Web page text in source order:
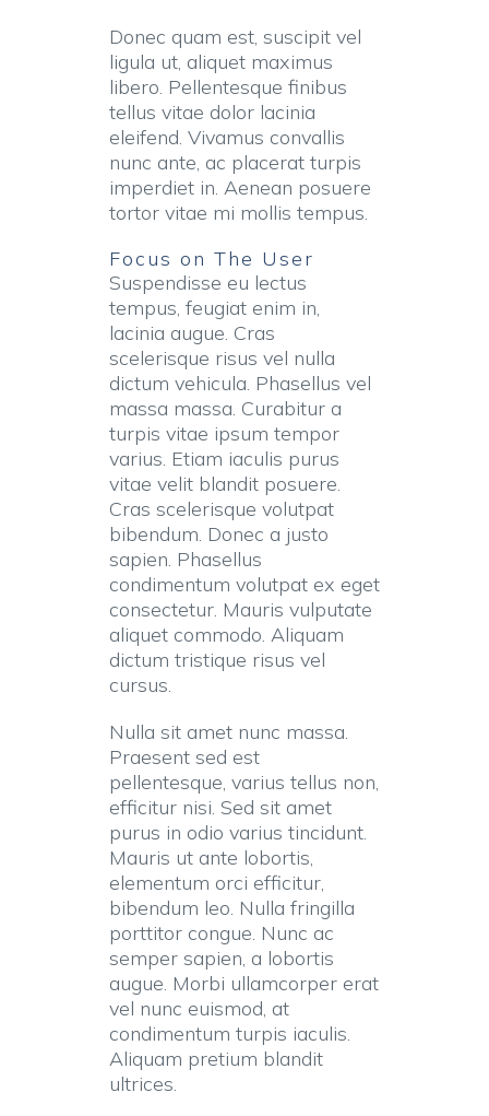
Donec quam est, suscipit vel
ligula ut, aliquet maximus
libero. Pellentesque finibus
tellus vitae dolor lacinia
eleifend. Vivamus convallis
nunc ante, ac placerat turpis
imperdiet in. Aenean posuere
tortor vitae mi mollis tempus.
Focus on The User
Suspendisse eu lectus
tempus, feugiat enim in,
lacinia augue. Cras
scelerisque risus vel nulla
dictum vehicula. Phasellus vel
massa massa. Curabitur a
turpis vitae ipsum tempor
varius. Etiam iaculis purus
vitae velit blandit posuere.
Cras scelerisque volutpat
bibendum. Donec a justo
sapien. Phasellus
condimentum volutpat ex eget
consectetur. Mauris vulputate
aliquet commodo. Aliquam
dictum tristique risus vel
cursus.
Nulla sit amet nunc massa.
Praesent sed est
pellentesque, varius tellus non,
efficitur nisi. Sed sit amet
purus in odio varius tincidunt.
Mauris ut ante lobortis,
elementum orci efficitur,
bibendum leo. Nulla fringilla
porttitor congue. Nunc ac
semper sapien, a lobortis
augue. Morbi ullamcorper erat
vel nunc euismod, at
condimentum turpis iaculis.
Aliquam pretium blandit
ultrices.